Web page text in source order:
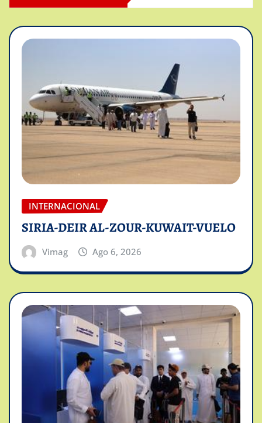
INTERNACIONAL
SIRIA-DEIR AL-ZOUR-KUWAIT-VUELO
Vimag Ago 6, 2026